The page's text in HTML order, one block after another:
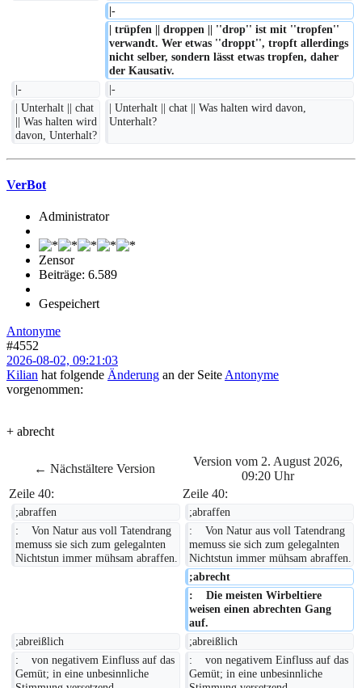
|-
| trüpfen || droppen || ''drop'' ist mit ''tropfen''
verwandt. Wer etwas ''droppt'', tropft allerdings
nicht selber, sondern lässt etwas tropfen, daher
der Kausativ.
|-
|-
| Unterhalt || chat
|| Was halten wird
davon, Unterhalt?
| Unterhalt || chat || Was halten wird davon,
Unterhalt?
VerBot
Administrator
Zensor
Beiträge: 6.589
Gespeichert
Antonyme
#4552
2026-08-02, 09:21:03
Kilian hat folgende Änderung an der Seite Antonyme
vorgenommen:
+ abrecht
← Nächstältere Version
Version vom 2. August 2026,
09:20 Uhr
Zeile 40:
Zeile 40:
;abraffen
;abraffen
:    Von Natur aus voll Tatendrang
memuss sie sich zum gelegalnten
Nichtstun immer mühsam abraffen.
:    Von Natur aus voll Tatendrang
memuss sie sich zum gelegalnten
Nichtstun immer mühsam abraffen.
;abrecht
:    Die meisten Wirbeltiere
weisen einen abrechten Gang
auf.
;abreißlich
;abreißlich
:    von negativem Einfluss auf das
Gemüt; in eine unbesinnliche
:    von negativem Einfluss auf das
Gemüt; in eine unbesinnliche